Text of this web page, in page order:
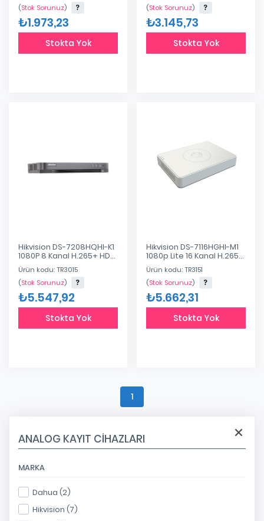
ANALOG KAYIT CIHAZLARI
MARKA
Dahua (2)
Hikvision (7)
Analog Hibrit DVR Kayıt
Cihazı
(Stok Sorunuz)
₺1.973,23
Stokta Yok
(Stok Sorunuz)
₺3.145,73
Stokta Yok
Hikvision DS-7208HQHI-K1
1080P 8 Kanal H.265+ HD-
TVI Kayıt Cihazı
Ürün kodu: TR3015
(Stok Sorunuz)
₺5.547,92
Stokta Yok
Hikvision DS-7116HGHI-M1
1080p Lite 16 Kanal H.265+
HD-TVI K.Cihazı
Ürün kodu: TR3151
(Stok Sorunuz)
₺5.662,31
Stokta Yok
1